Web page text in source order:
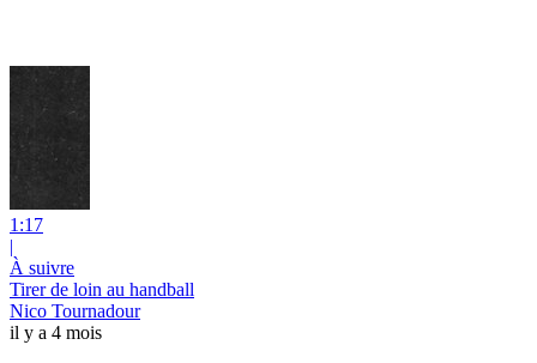
1:17
|
À suivre
Tirer de loin au handball
Nico Tournadour
il y a 4 mois